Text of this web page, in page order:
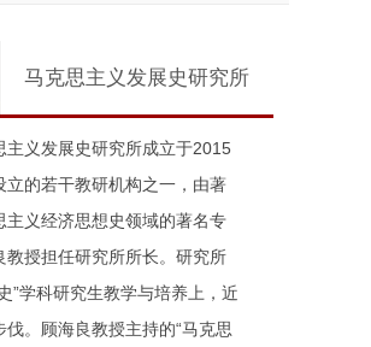
马克思主义发展史研究所
义发展史研究所成立于2015
立的若干教研机构之一，由著
主义经济思想史领域的著名专
教授担任研究所所长。研究所
”学科研究生教学与培养上，近
。顾海良教授主持的“马克思